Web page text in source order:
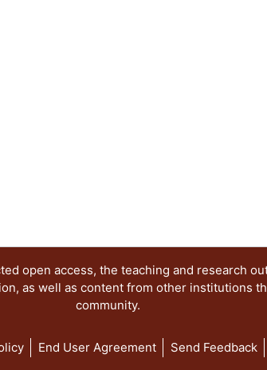
open access, the teaching and research
as well as content from other institutions
community.
End User Agreement Send Feedback